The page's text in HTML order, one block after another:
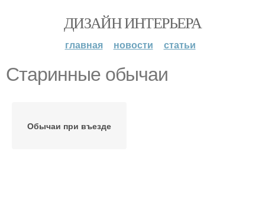
ДИЗАЙН ИНТЕРЬЕРА
главная новости статьи
Старинные обычаи
Обычаи при въезде